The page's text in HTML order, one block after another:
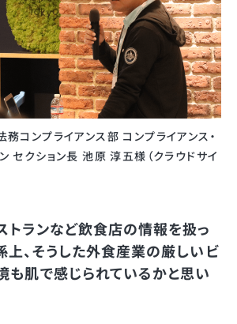
コンプライアンス部 コンプライアンス・
セクション長 池原 淳五様（クラウドサイ
トランなど飲食店の情報を扱っ
上、そうした外食産業の厳しいビ
も肌で感じられているかと思い